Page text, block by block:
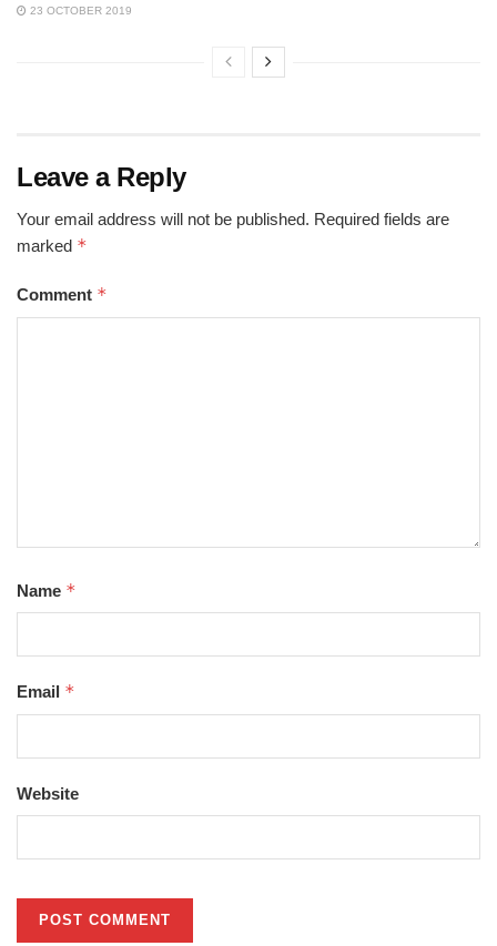
23 OCTOBER 2019
Leave a Reply
Your email address will not be published. Required fields are
marked *
Comment *
Name *
Email *
Website